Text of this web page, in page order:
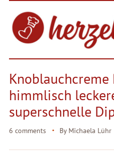
Knoblauchcreme
himmlisch
superschnelle
6 comments By Michaela Lühr